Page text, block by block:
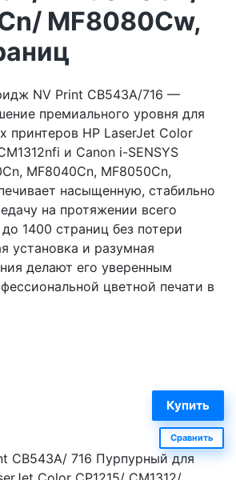
MF8080Cw,
NV Print CB543A/716 —
премиального уровня для
принтеров HP LaserJet Color
и Canon i-SENSYS
MF8040Cn, MF8050Cn,
насыщенную, стабильно
на протяжении всего
1400 страниц без потери
установка и разумная
делают его уверенным
цветной печати в
Сравнить
CB543A/ 716 Пурпурный для